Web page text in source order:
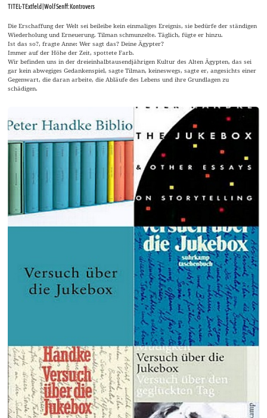
TITEL-TExtfeld | Wolf Senff: Kontrovers
Die Erschaffung der Welt sei beileibe kein einmaliges Ereignis, sie bedürfe der ständigen
Wiederholung und Erneuerung. Tilman schmunzelte. Täglich, fügte er hinzu.
Ist das so?, fragte Anne: Wer sagt das? Deine Ägypter?
Immer auf der Höhe der Zeit, spottete Farb.
Wir befinden uns in der dreieinhalbtausendjährigen Kultur des Alten Ägypten, das sei
gar kein abwegiges Gedankenspiel, sagte Tilman, keineswegs, sagte er, angesichts einer
Gegenwart, die daran arbeite, die Abläufe des Lebens und ihre Grundlagen zu
schädigen.